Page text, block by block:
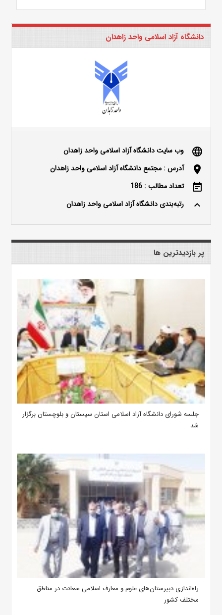
دانشگاه آزاد اسلامی واحد زاهدان
language وب سایت دانشگاه آزاد اسلامی واحد زاهدان
location_on آدرس : مجتمع دانشگاه آزاد اسلامی واحد زاهدان
event_note تعداد مطالب : 186
keyboard_arrow_up رتبه‌بندی دانشگاه آزاد اسلامی واحد زاهدان
پر بازدیدترین ها
جلسه شورای دانشگاه آزاد اسلامی استان سیستان و بلوچستان برگزار
شد
‌راه‌اندازی دبیرستان‌های علوم و معارف اسلامی سعادت در مناطق
مختلف کشور